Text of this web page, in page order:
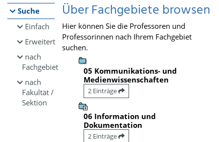
Suche
Einfach
Erweitert
nach
Fachgebiet
nach
Fakultät /
Sektion
Über Fachgebiete browsen
Hier können Sie die Professoren und
Professorinnen nach Ihrem Fachgebiet
suchen.
05 Kommunikations- und
Medienwissenschaften
2 Einträge
06 Information und
Dokumentation
2 Einträge